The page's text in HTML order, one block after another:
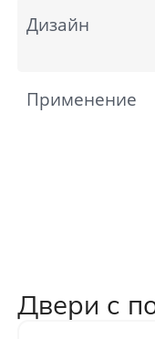
Дизайн
Применение
Двери с